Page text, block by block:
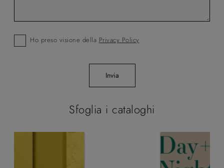
Sfoglia i cataloghi
Ho preso visione della Privacy Policy
Invia